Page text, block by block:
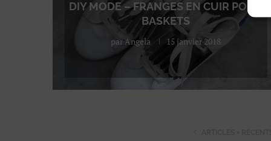
DIY MODE – FRANGES EN CUIR POUR
BASKETS
par Angela 15 janvier 2018